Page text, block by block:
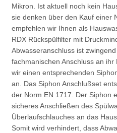
Mikron. Ist aktuell noch kein
sie denken über den Kauf einer
empfehlen wir Ihnen als
RDX Rückspülfilter mit
Abwasseranschluss ist
fachmanischen Anschluss an
wir einen entsprechenden
an. Das Siphon Anschlußset
der Norm EN 1717. Der Siphon
sicheres Anschließen des
Überlaufschlauches an das
Somit wird verhindert, dass